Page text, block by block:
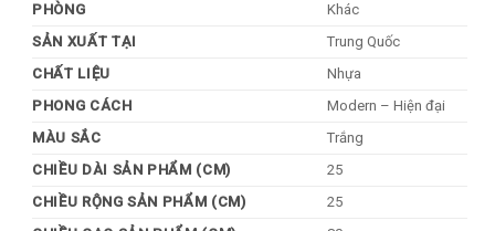
PHÒNG
Khác
SẢN XUẤT TẠI
Trung Quốc
CHẤT LIỆU
Nhựa
PHONG CÁCH
Modern – Hiện đại
MÀU SẮC
Trắng
CHIỀU DÀI SẢN PHẨM (CM)
25
CHIỀU RỘNG SẢN PHẨM (CM)
25